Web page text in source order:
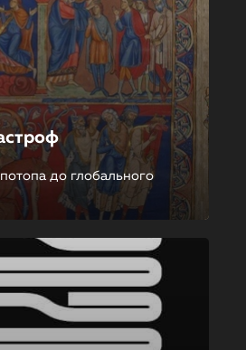
до глобального